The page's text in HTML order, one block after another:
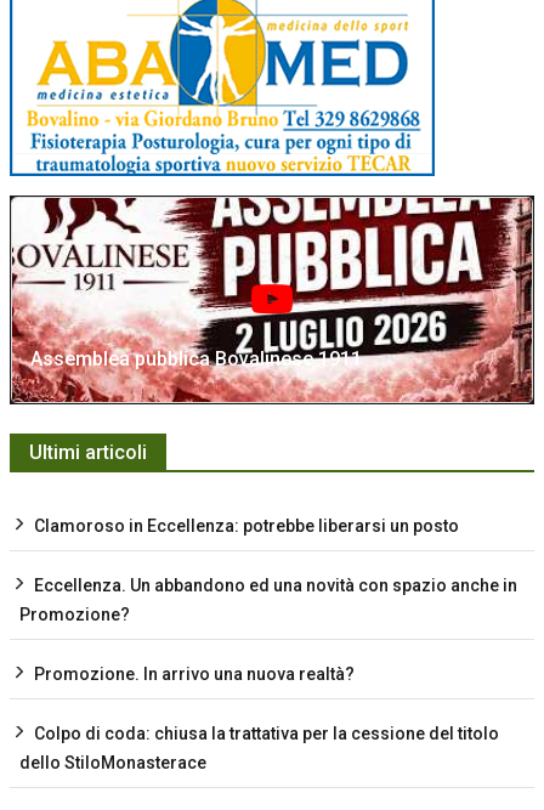
Assemblea pubblica Bovalinese 1911
Ultimi articoli
Clamoroso in Eccellenza: potrebbe liberarsi un posto
Eccellenza. Un abbandono ed una novità con spazio anche in
Promozione?
Promozione. In arrivo una nuova realtà?
Colpo di coda: chiusa la trattativa per la cessione del titolo
dello StiloMonasterace